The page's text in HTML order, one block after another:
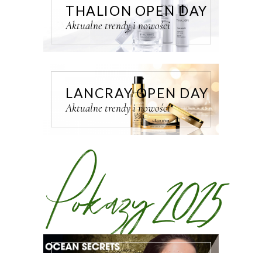
THALION OPEN DAY
Aktualne trendy i nowości
LANCRAY OPEN DAY
Aktualne trendy i nowości
Pokazy 2025